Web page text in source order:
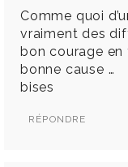
Comme quoi
vraiment des
bon courage en
bonne cause …
bises
RÉPONDRE